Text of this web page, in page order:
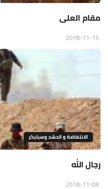
مقام العلى
الانتفاضة و الحشد وسبايكر
رجال الله